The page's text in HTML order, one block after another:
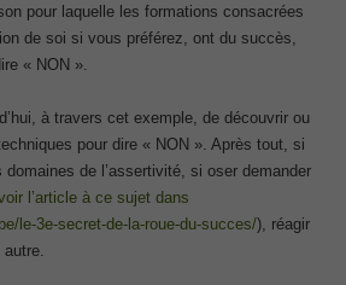
pour laquelle les formations consacrées
de soi si vous préférez, ont du succès,
« NON ».
à travers cet exemple, de découvrir ou
pour dire « NON ». Après tout, si
domaines de l’assertivité, si oser demander
l’article à ce sujet dans
le-3e-secret-de-la-roue-du-succes/), réagir